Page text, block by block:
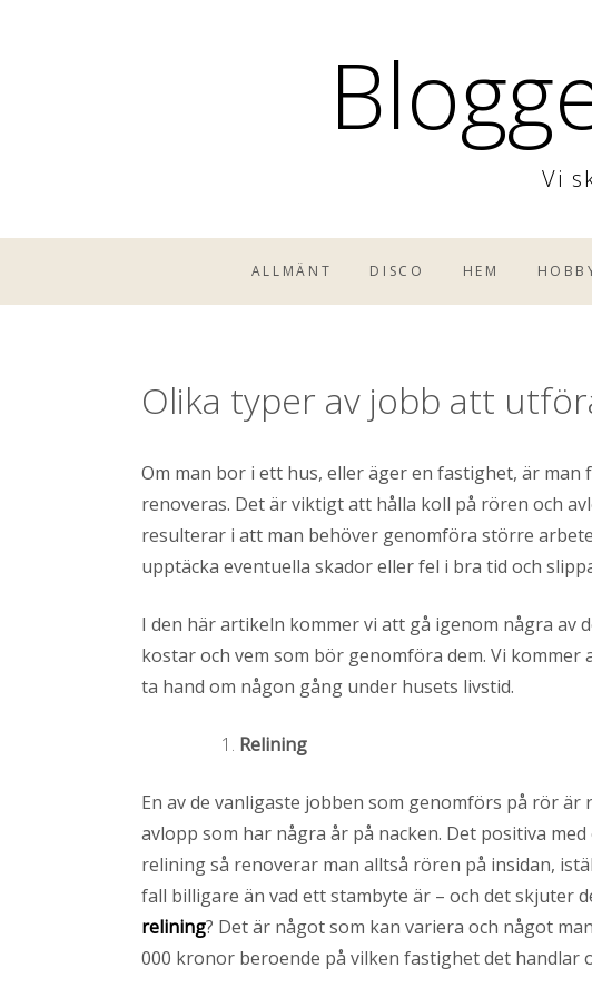
l
Vi
ALLMÄNT DISCO HEM
Olika typer av jobb att
Om man bor i ett hus, eller äger en fastighet, är
renoveras. Det är viktigt att hålla koll på rören och
resulterar i att man behöver genomföra större
upptäcka eventuella skador eller fel i bra tid och
I den här artikeln kommer vi att gå igenom några av
kostar och vem som bör genomföra dem. Vi
ta hand om någon gång under husets livstid.
Relining
En av de vanligaste jobben som genomförs på rör
avlopp som har några år på nacken. Det positiva
relining så renoverar man alltså rören på insidan,
fall billigare än vad ett stambyte är – och det skjuter
relining? Det är något som kan variera och något
000 kronor beroende på vilken fastighet det handlar